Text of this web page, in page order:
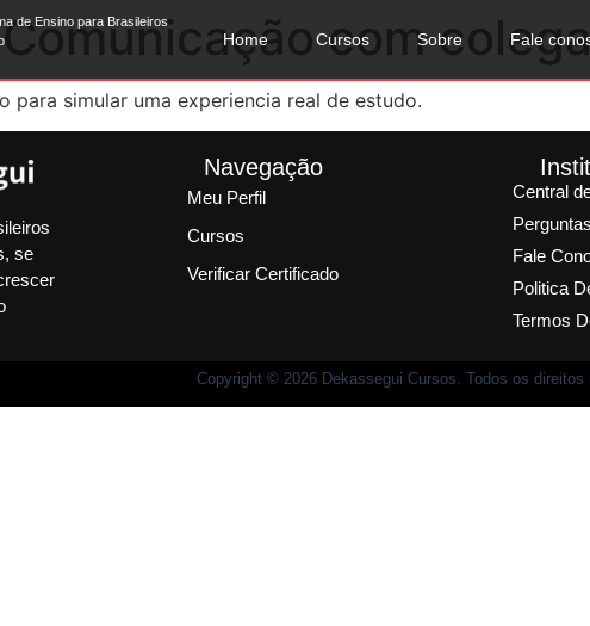
de Ensino para Brasileiros
Home Cursos Sobre Fale
com
para simular uma experiencia real de estudo.
se
Navegação
Meu Perfil
Cursos
Verificar Certificado
Central
Fale
Politica
Termos
Copyright © 2026 Dekassegui Cursos. Todos os direitos